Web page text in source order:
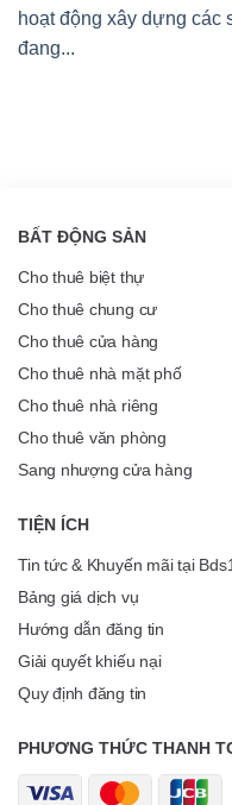
hoạt động xây dựng các
đang...
BẤT ĐỘNG SẢN
Cho thuê biệt thự
Cho thuê chung cư
Cho thuê cửa hàng
Cho thuê nhà mặt phố
Cho thuê nhà riêng
Cho thuê văn phòng
Sang nhượng cửa hàng
TIỆN ÍCH
Tin tức & Khuyến mãi tại
Bảng giá dịch vụ
Hướng dẫn đăng tin
Giải quyết khiếu nại
Quy định đăng tin
PHƯƠNG THỨC THANH